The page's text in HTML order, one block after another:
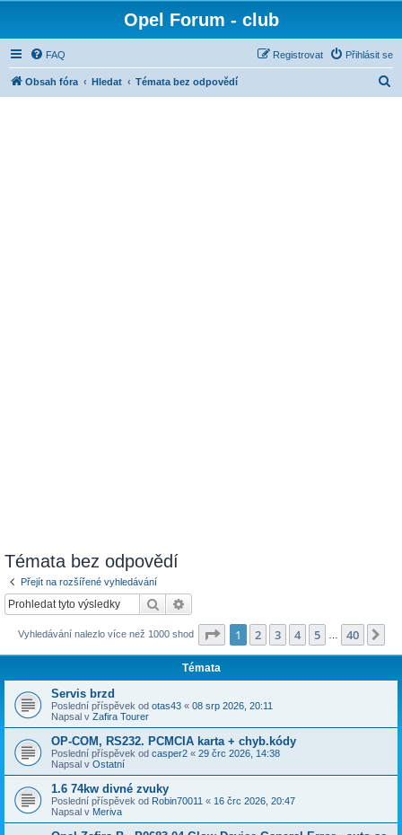
Opel Forum - club
FAQ Přihlásit se
Registrovat
Obsah fóra Hledat Témata bez odpovědí
Témata bez odpovědí
Přejít na rozšířené vyhledávání
Hledat
Vyhledávání nalezlo více než 1000 shod Stránka z 40
1 2 3 4 5 40
Témata
Servis brzd
Poslední příspěvek od otas43 « 08 srp 2026, 20:11
Napsal v Zafira Tourer
OP-COM, RS232. PCMCIA karta + chyb.kódy
Poslední příspěvek od casper2 « 29 črc 2026, 14:38
Napsal v Ostatní
1.6 74kw divné zvuky
Poslední příspěvek od Robin70011 « 16 črc 2026, 20:47
Napsal v Meriva